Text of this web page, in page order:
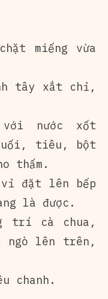
miếng vừa
tây xắt chỉ,
nước xốt
tiêu, bột
thấm.
đặt lên bếp
là được.
trí cà chua,
ngò lên trên,
chanh.